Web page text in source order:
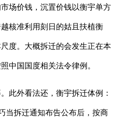
场价钱，沉置价钱以衡宇单方
核准利用刻日的姑且扶植衡
度。大概拆迁的会发生正在本
中国国度相关法令律例。
外看法还，衡宇拆迁体例：
当拆迁通知布告公布后，按商